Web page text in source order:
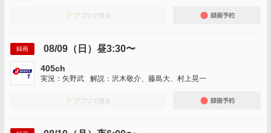
録画 08/09（日）昼3:30〜
405ch
実況：矢野武 解説：沢木敬介、藤島大、村上晃一